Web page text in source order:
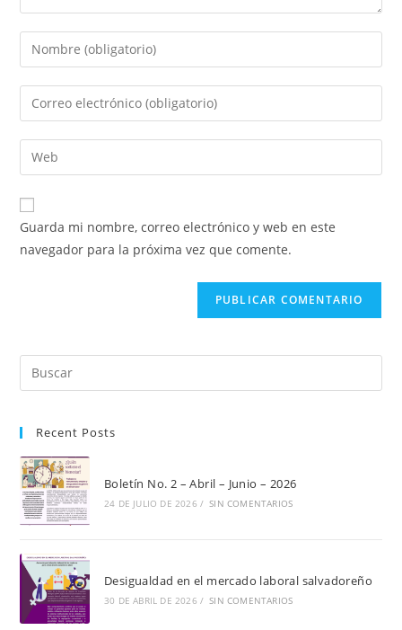
Introduce
tu
nombre
de
usuario
para
comentar
Introduce
tu
dirección
de
electrónico
para
comentar
Introduce
la
URL
de
Guarda mi nombre, correo electrónico y web en este
navegador para la próxima vez que comente.
Recent Posts
Boletín No. 2 – Abril – Junio – 2026
24 DE JULIO DE 2026 / SIN COMENTARIOS
Desigualdad en el mercado laboral salvadoreño
30 DE ABRIL DE 2026 / SIN COMENTARIOS